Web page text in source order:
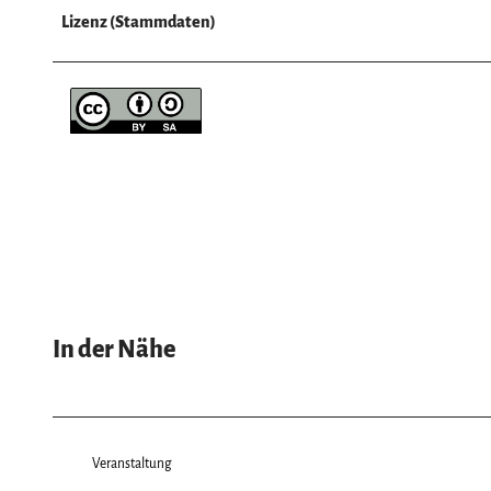
Lizenz (Stammdaten)
In der Nähe
Veranstaltung